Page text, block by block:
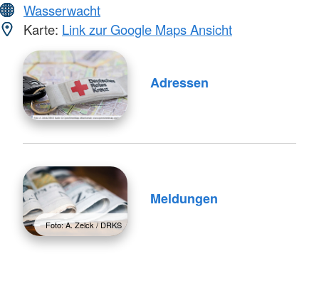
Wasserwacht
Karte: Link zur Google Maps Ansicht
Adressen
Foto: A. Zelck / DRKS
Meldungen